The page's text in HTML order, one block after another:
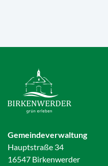
Gemeindeverwaltung
Hauptstraße 34
16547 Birkenwerder